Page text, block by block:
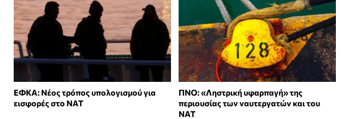
ΕΦΚΑ: Νέος τρόπος υπολογισμού για
εισφορές στο ΝΑΤ
ΠΝΟ: «Ληστρική υφαρπαγή» της
περιουσίας των ναυτεργατών και του
ΝΑΤ